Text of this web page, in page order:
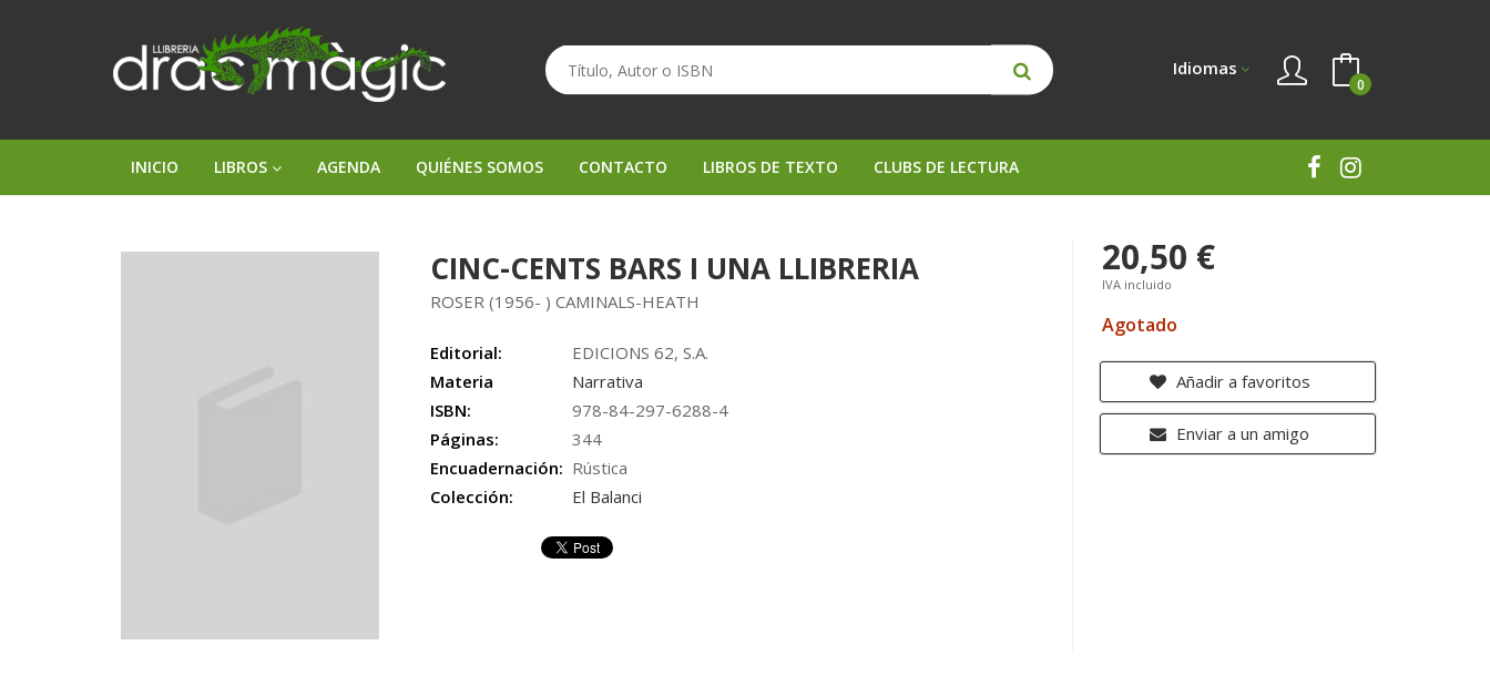
Idiomas
0
INICIO LIBROS AGENDA QUIÉNES SOMOS CONTACTO LIBROS DE TEXTO CLUBS DE LECTURA
CINC-CENTS BARS I UNA LLIBRERIA
ROSER (1956- ) CAMINALS-HEATH
Editorial:
EDICIONS 62, S.A.
Materia
Narrativa
ISBN:
978-84-297-6288-4
Páginas:
344
Encuadernación: Rústica
Colección:
El Balanci
20,50 €
IVA incluido
Agotado
Añadir a favoritos
Enviar a un amigo